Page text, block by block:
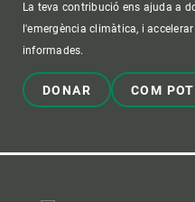
La teva contribució ens ajuda a
l'emergència climàtica, i
informades.
DONAR COM